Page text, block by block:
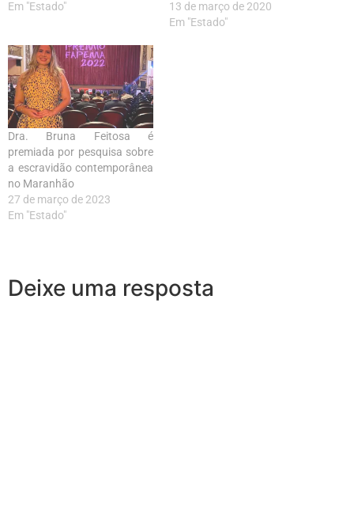
Em "Estado"
13 de março de 2020
Em "Estado"
Dra. Bruna Feitosa é
premiada por pesquisa sobre
a escravidão contemporânea
no Maranhão
27 de março de 2023
Em "Estado"
Deixe uma resposta